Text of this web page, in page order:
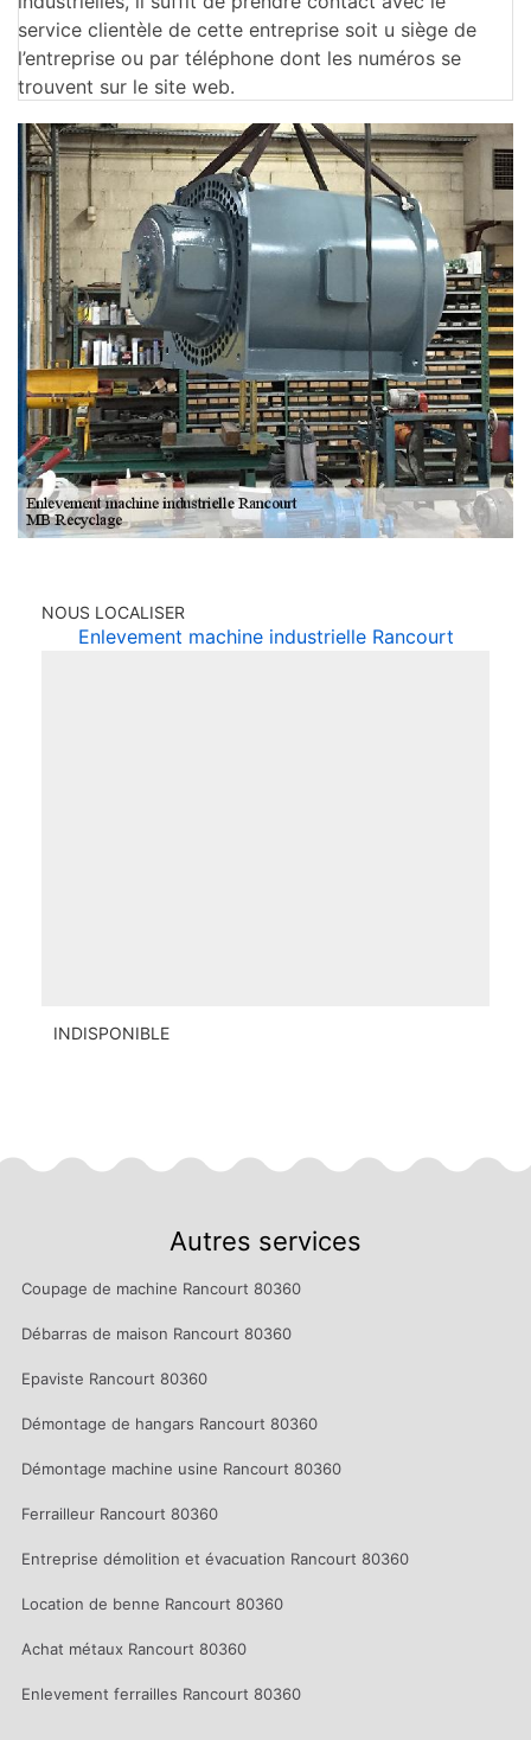
service clientèle de cette entreprise soit u siège de
l’entreprise ou par téléphone dont les numéros se
trouvent sur le site web.
NOUS LOCALISER
Enlevement machine industrielle Rancourt
INDISPONIBLE
Autres services
Coupage de machine Rancourt 80360
Débarras de maison Rancourt 80360
Epaviste Rancourt 80360
Démontage de hangars Rancourt 80360
Démontage machine usine Rancourt 80360
Ferrailleur Rancourt 80360
Entreprise démolition et évacuation Rancourt 80360
Location de benne Rancourt 80360
Achat métaux Rancourt 80360
Enlevement ferrailles Rancourt 80360